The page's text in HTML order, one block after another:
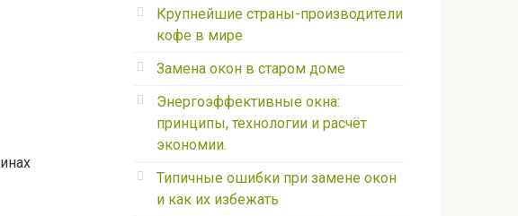
Крупнейшие страны-производители
кофе в мире
Замена окон в старом доме
Энергоэффективные окна:
принципы, технологии и расчёт
экономии.
Типичные ошибки при замене окон
и как их избежать